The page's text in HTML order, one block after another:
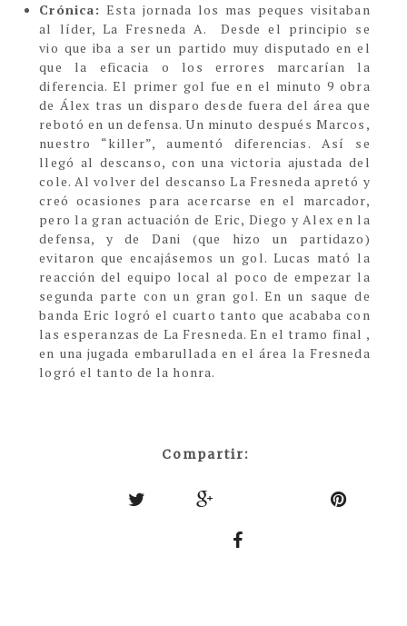
Crónica: Esta jornada los mas peques visitaban
al líder, La Fresneda A. Desde el principio se
vio que iba a ser un partido muy disputado en el
que la eficacia o los errores marcarían la
diferencia. El primer gol fue en el minuto 9 obra
de Álex tras un disparo desde fuera del área que
rebotó en un defensa. Un minuto después Marcos,
nuestro “killer”, aumentó diferencias. Así se
llegó al descanso, con una victoria ajustada del
cole. Al volver del descanso La Fresneda apretó y
creó ocasiones para acercarse en el marcador,
pero la gran actuación de Eric, Diego y Alex en la
defensa, y de Dani (que hizo un partidazo)
evitaron que encajásemos un gol. Lucas mató la
reacción del equipo local al poco de empezar la
segunda parte con un gran gol. En un saque de
banda Eric logró el cuarto tanto que acababa con
las esperanzas de La Fresneda. En el tramo final ,
en una jugada embarullada en el área la Fresneda
logró el tanto de la honra.
Compartir: